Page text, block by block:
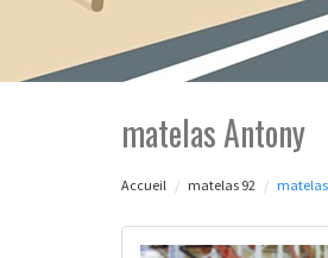
matelas Antony
Accueil matelas 92